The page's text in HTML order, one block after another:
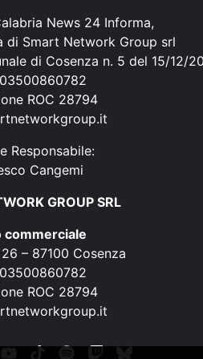
News 24 Informa,
Smart Network Group srl
di Cosenza n. 5 del 15/12/
ROC 28794
Responsabile:
Cangemi
GROUP SRL
commerciale
– 87100 Cosenza
ROC 28794